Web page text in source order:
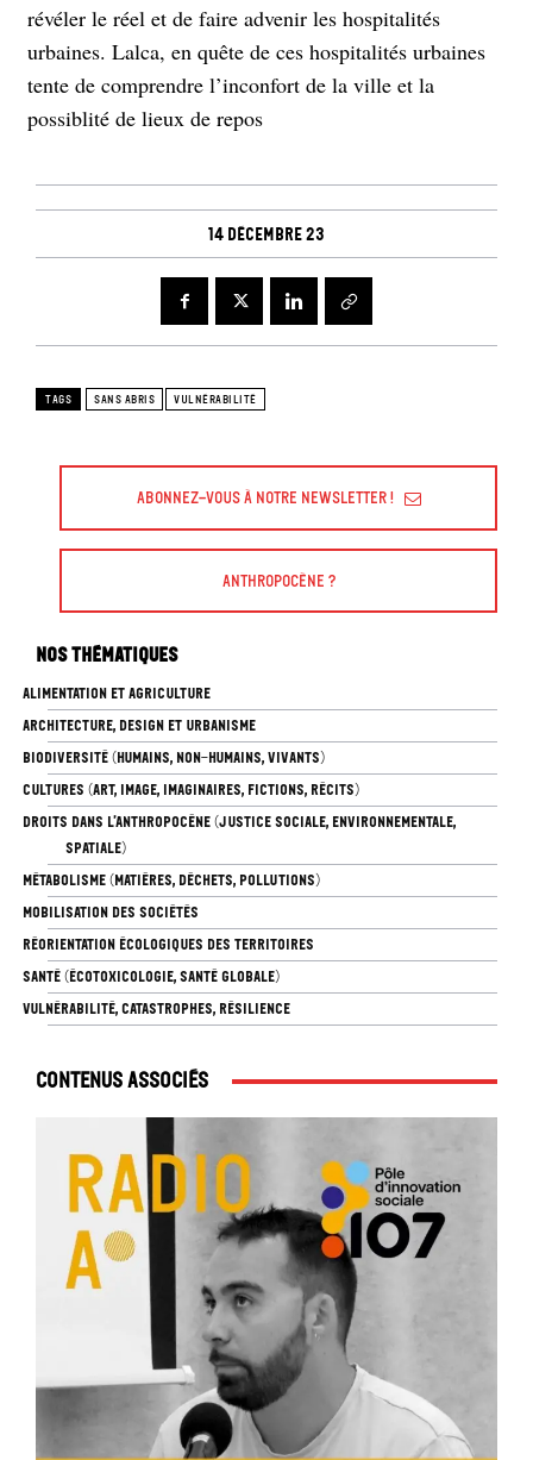
révéler le réel et de faire advenir les hospitalités
urbaines. Lalca, en quête de ces hospitalités urbaines
tente de comprendre l’inconfort de la ville et la
possiblité de lieux de repos
14 décembre 23
TAGS SANS ABRIS VULNÉRABILITÉ
Abonnez-vous à Notre Newsletter !
Anthropocène ?
Nos thématiques
ALIMENTATION ET AGRICULTURE
ARCHITECTURE, DESIGN ET URBANISME
BIODIVERSITÉ (HUMAINS, NON-HUMAINS, VIVANTS)
CULTURES (ART, IMAGE, IMAGINAIRES, FICTIONS, RÉCITS)
DROITS DANS L’ANTHROPOCÈNE (JUSTICE SOCIALE, ENVIRONNEMENTALE,
SPATIALE)
MÉTABOLISME (MATIÈRES, DÉCHETS, POLLUTIONS)
MOBILISATION DES SOCIÉTÉS
RÉORIENTATION ÉCOLOGIQUES DES TERRITOIRES
SANTÉ (ÉCOTOXICOLOGIE, SANTÉ GLOBALE)
VULNÉRABILITÉ, CATASTROPHES, RÉSILIENCE
Contenus associés